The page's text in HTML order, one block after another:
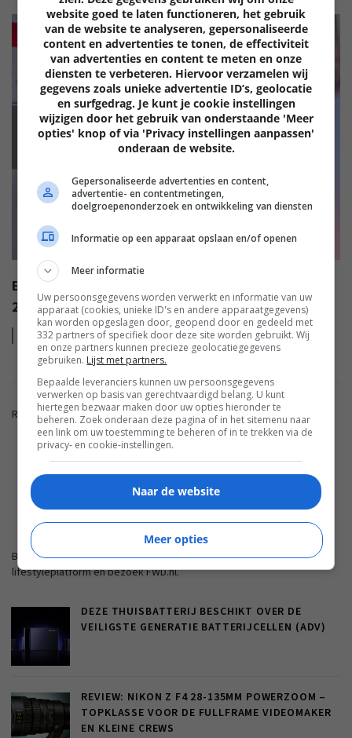
EISA AWARDS: WAT ZIJN DE BESTE PRODUCTEN VAN
2022?
Leesmeer
Reacties zijn gesloten.
ADVERTENTIE
FWD.NL
Blijf op de hoogte met de nieuwste artikelen van ons
lifestyleplatform en bezoek FWD.nl.
DEZE THUISBATTERIJ BESCHIKT OVER DE
VEILIGSTE GENERATIE BATTERIJCELLEN (ADV)
REVIEW: NIKON Z F4 28-135MM POWERZOOM –
TOPKLASSE VOOR DE FULLFRAME VIDEOMAKER
EN KLEINE CREWS
website goed te laten functioneren, het gebruik
van de website te analyseren, gepersonaliseerde
content en advertenties te tonen, de effectiviteit
van advertenties en content te meten en onze
diensten te verbeteren. Hiervoor verzamelen wij
gegevens zoals unieke advertentie ID’s, geolocatie
en surfgedrag. Je kunt je cookie instellingen
wijzigen door het gebruik van onderstaande 'Meer
opties' knop of via 'Privacy instellingen aanpassen'
onderaan de website.
Gepersonaliseerde advertenties en content,
advertentie- en contentmetingen,
doelgroepenonderzoek en ontwikkeling van diensten
Informatie op een apparaat opslaan en/of openen
Meer informatie
Uw persoonsgegevens worden verwerkt en informatie van uw
apparaat (cookies, unieke ID's en andere apparaatgegevens)
kan worden opgeslagen door, geopend door en gedeeld met
332 partners of specifiek door deze site worden gebruikt. Wij
en onze partners kunnen precieze geolocatiegegevens
gebruiken. Lijst met partners.
Bepaalde leveranciers kunnen uw persoonsgegevens
verwerken op basis van gerechtvaardigd belang. U kunt
hiertegen bezwaar maken door uw opties hieronder te
beheren. Zoek onderaan deze pagina of in het sitemenu naar
een link om uw toestemming te beheren of in te trekken via de
privacy- en cookie-instellingen.
Naar de website
Meer opties